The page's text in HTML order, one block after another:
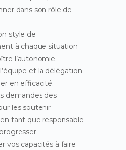
dans son rôle de
style de
à chaque situation
l’autonomie.
et la délégation
en efficacité.
demandes des
les soutenir
tant que responsable
vos capacités à faire